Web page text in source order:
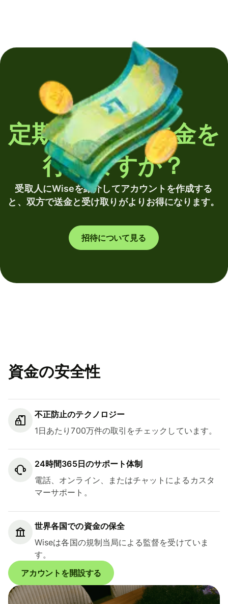
定期的に海外送金を
行いますか？
受取人にWiseを紹介してアカウントを作成する
と、双方で送金と受け取りがよりお得になります。
招待について見る
資金の安全性
不正防止のテクノロジー
1日あたり700万件の取引をチェックしています。
24時間365日のサポート体制
電話、オンライン、またはチャットによるカスタ
マーサポート。
世界各国での資金の保全
Wiseは各国の規制当局による監督を受けていま
す。
アカウントを開設する